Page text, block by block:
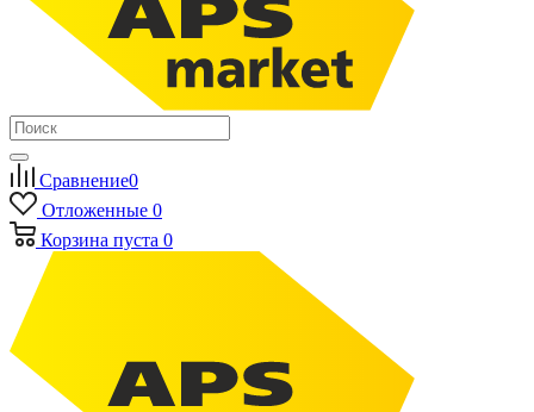
Сравнение0
Отложенные 0
Корзина пуста 0